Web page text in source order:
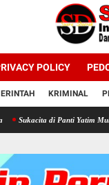
POLICY
KRIMINAL
Panti Yatim Muhammadiyah